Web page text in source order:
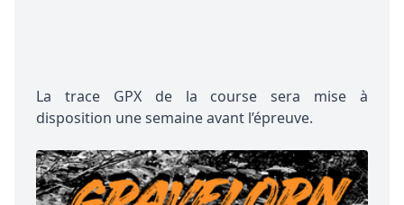
La trace GPX de la course sera mise à
disposition une semaine avant l’épreuve.